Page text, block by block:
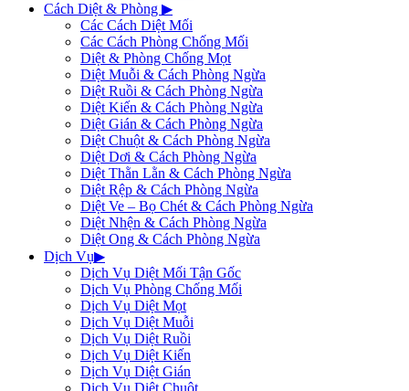
Cách Diệt & Phòng ▶
Các Cách Diệt Mối
Các Cách Phòng Chống Mối
Diệt & Phòng Chống Mọt
Diệt Muỗi & Cách Phòng Ngừa
Diệt Ruồi & Cách Phòng Ngừa
Diệt Kiến & Cách Phòng Ngừa
Diệt Gián & Cách Phòng Ngừa
Diệt Chuột & Cách Phòng Ngừa
Diệt Dơi & Cách Phòng Ngừa
Diệt Thằn Lằn & Cách Phòng Ngừa
Diệt Rệp & Cách Phòng Ngừa
Diệt Ve – Bọ Chét & Cách Phòng Ngừa
Diệt Nhện & Cách Phòng Ngừa
Diệt Ong & Cách Phòng Ngừa
Dịch Vụ▶
Dịch Vụ Diệt Mối Tận Gốc
Dịch Vụ Phòng Chống Mối
Dịch Vụ Diệt Mọt
Dịch Vụ Diệt Muỗi
Dịch Vụ Diệt Ruồi
Dịch Vụ Diệt Kiến
Dịch Vụ Diệt Gián
Dịch Vụ Diệt Chuột